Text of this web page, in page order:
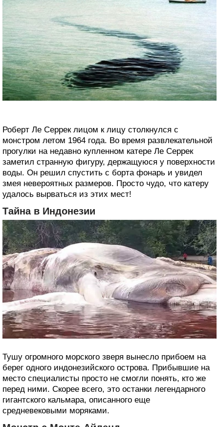
Роберт Ле Серрек лицом к лицу столкнулся с
монстром летом 1964 года. Во время развлекательной
прогулки на недавно купленном катере Ле Серрек
заметил странную фигуру, держащуюся у поверхности
воды. Он решил спустить с борта фонарь и увидел
змея невероятных размеров. Просто чудо, что катеру
удалось вырваться из этих мест!
Тайна в Индонезии
Тушу огромного морского зверя вынесло прибоем на
берег одного индонезийского острова. Прибывшие на
место специалисты просто не смогли понять, кто же
перед ними. Скорее всего, это останки легендарного
гигантского кальмара, описанного еще
средневековыми моряками.